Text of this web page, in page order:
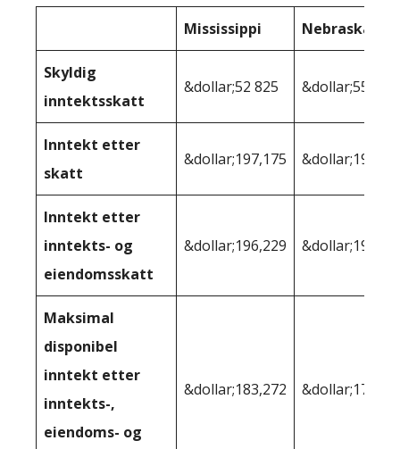
Mississippi Nebraska
Skyldig
inntektsskatt
&dollar;52 825 &dollar;55 679
Inntekt etter
skatt
&dollar;197,175
Inntekt etter
inntekts- og
eiendomsskatt
&dollar;196,229 &dollar;190
Maksimal
disponibel
inntekt etter
inntekts-,
eiendoms- og
&dollar;183,272 &dollar;178